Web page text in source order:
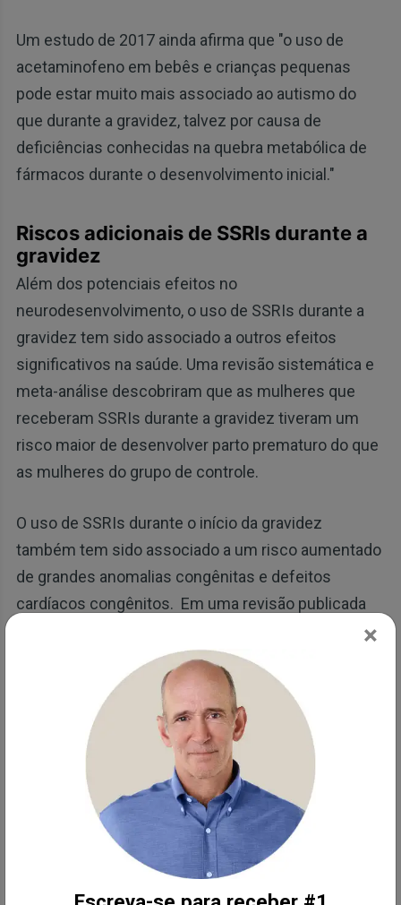
Um estudo de 2017 ainda afirma que "o uso de
acetaminofeno em bebês e crianças pequenas
pode estar muito mais associado ao autismo do
que durante a gravidez, talvez por causa de
deficiências conhecidas na quebra metabólica de
fármacos durante o desenvolvimento inicial."
Riscos adicionais de SSRIs durante a
gravidez
Além dos potenciais efeitos no
neurodesenvolvimento, o uso de SSRIs durante a
gravidez tem sido associado a outros efeitos
significativos na saúde. Uma revisão sistemática e
meta-análise descobriram que as mulheres que
receberam SSRIs durante a gravidez tiveram um
risco maior de desenvolver parto prematuro do que
as mulheres do grupo de controle.
O uso de SSRIs durante o início da gravidez
também tem sido associado a um risco aumentado
de grandes anomalias congênitas e defeitos
cardíacos congênitos. Em uma revisão publicada
Medicine, o Dr. Adam Urato, da Tufts University,
observou ainda:
“Eles [SSRIs] não parecem ser medicamentos
úteis que produzem melhores resultados para
mães e bebês. A totalidade das evidências
científicas sugere de forma convincente que os
antidepressivos SSRI são produtos químicos
que causam danos fetais e que o FDA deve
considerar mudar o FDA Categoria de C a
×